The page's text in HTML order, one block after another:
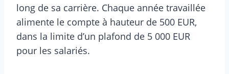
long de sa carrière. Chaque année travaillée
alimente le compte à hauteur de 500 EUR,
dans la limite d’un plafond de 5 000 EUR
pour les salariés.